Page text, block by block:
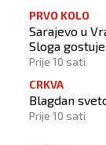
PRVO KOLO
Sarajevo u
Sloga
Prije 10 sati
CRKVA
Blagdan
Prije 10 sati